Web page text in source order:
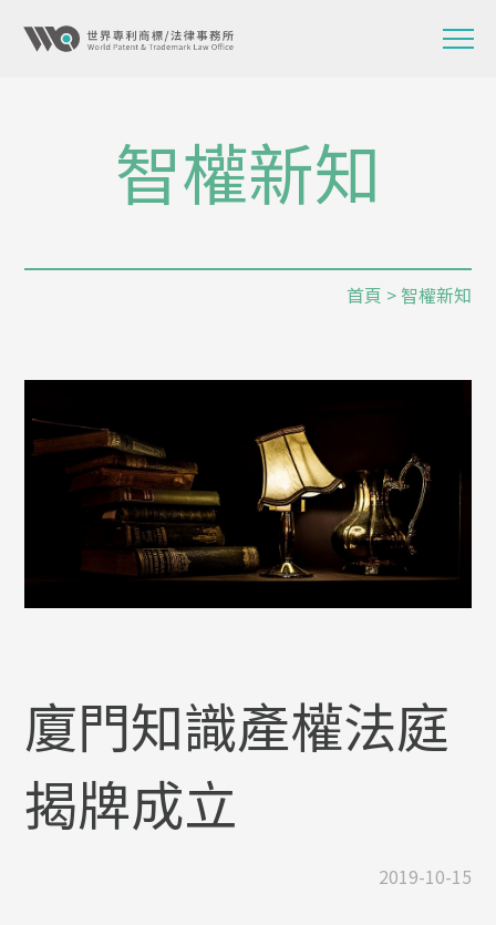
智權新知
首頁 > 智權新知
廈門知識產權法庭
揭牌成立
2019-10-15